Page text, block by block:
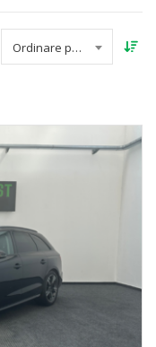
Ordinare per data